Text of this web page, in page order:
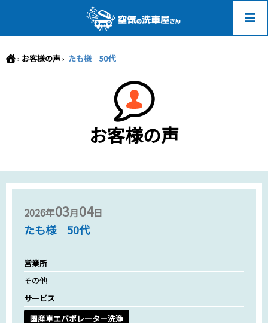
› お客様の声› たも様 50代
お客様の声
2026年03月04日
たも様 50代
営業所
その他
サービス
国産車エバポレーター洗浄